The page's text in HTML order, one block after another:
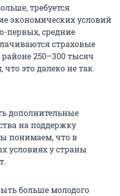
требуется
экономических условий
первых, средние
страховые
250–300 тысяч
это далеко не так.
дополнительные
на поддержку
понимаем, что в
условиях у страны
больше молодого